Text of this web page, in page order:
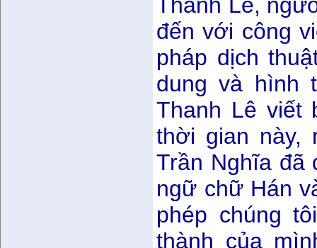
đến với công
pháp dịch
dung và hình
Thanh Lê viết
thời gian này,
Trần Nghĩa đã
ngữ chữ Hán
phép chúng
thành của